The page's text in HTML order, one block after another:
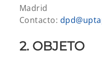
Madrid
Contacto:
2. OBJETO